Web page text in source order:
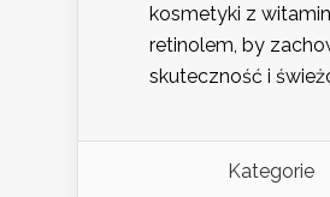
kosmetyki z
retinolem, by
skuteczność i
Kategorie